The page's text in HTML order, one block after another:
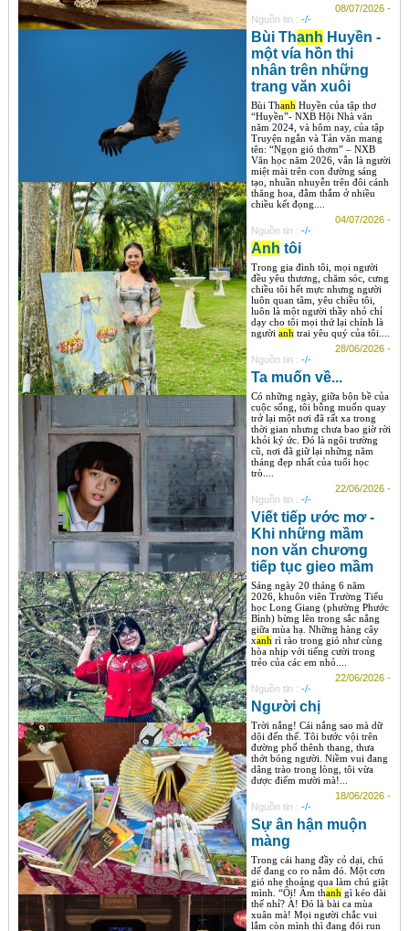
08/07/2026 -
Nguồn tin : -/-
Bùi Thanh Huyền -
một vía hồn thi
nhân trên những
trang văn xuôi
Bùi ThanhHuyền của tập thơ
“Huyền”- NXB Hội Nhà văn
năm 2024, và hôm nay, của tập
Truyện ngắn và Tản văn mang
tên: “Ngọn gió thơm” – NXB
Văn học năm 2026, vẫn là người
miệt mài trên con đường sáng
tạo, nhuần nhuyễn trên đôi cánh
thăng hoa, đằm thắm ở nhiều
chiều kết đọng....
04/07/2026 -
Nguồn tin : -/-
Anh tôi
Trong gia đình tôi, mọi người
đều yêu thương, chăm sóc, cưng
chiều tôi hết mực nhưng người
luôn quan tâm, yêu chiều tôi,
luôn là một người thầy nhỏ chỉ
dạy cho tôi mọi thứ lại chính là
người anhtrai yêu quý của tôi....
28/06/2026 -
Nguồn tin : -/-
Ta muốn về...
Có những ngày, giữa bộn bề của
cuộc sống, tôi bỗng muốn quay
trở lại một nơi đã rất xa trong
thời gian nhưng chưa bao giờ rời
khỏi ký ức. Đó là ngôi trường
cũ, nơi đã giữ lại những năm
tháng đẹp nhất của tuổi học
trò....
22/06/2026 -
Nguồn tin : -/-
Viết tiếp ước mơ -
Khi những mầm
non văn chương
tiếp tục gieo mầm
Sáng ngày 20 tháng 6 năm
2026, khuôn viên Trường Tiểu
học Long Giang (phường Phước
Bình) bừng lên trong sắc nắng
giữa mùa hạ. Những hàng cây
xanhrì rào trong gió như cùng
hòa nhịp với tiếng cười trong
trẻo của các em nhỏ....
22/06/2026 -
Nguồn tin : -/-
Người chị
Trời nắng! Cái nắng sao mà dữ
dội đến thế. Tôi bước vội trên
đường phố thênh thang, thưa
thớt bóng người. Niềm vui đang
dâng trào trong lòng, tôi vừa
được điểm mười mà!...
18/06/2026 -
Nguồn tin : -/-
Sự ân hận muộn
màng
Trong cái hang đầy cỏ dại, chú
dế đang co ro nằm đó. Một cơn
gió nhẹ thoảng qua làm chú giật
mình. “Ôi! Âm thanhgì kéo dài
thế nhỉ? À! Đó là bài ca mùa
xuân mà! Mọi người chắc vui
lắm còn mình thì đang đói run